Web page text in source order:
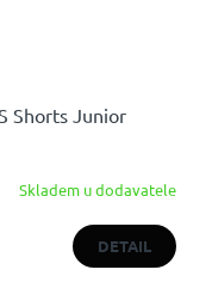
Shorts Junior
Skladem u dodavatele
DETAIL